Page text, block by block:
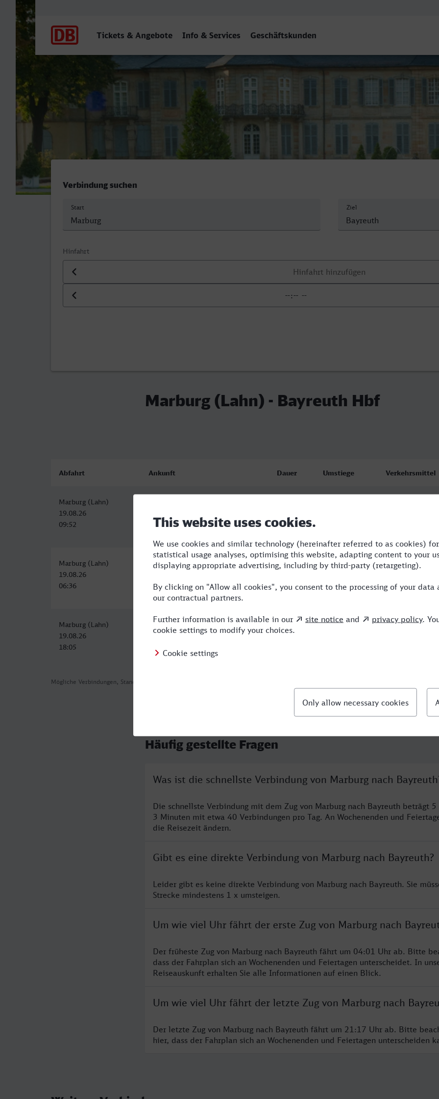
Tickets & Angebote Info & Services Geschäftskunden
Marburg (Lahn) - Bayreuth Hbf
Verbindung suchen
Start Ziel
Hinfahrt
Datum der Hinfahrt
Uhrzeit der Hinfahrt
Marburg (Lahn) - Bayreuth Hbf
Mögliche Verbindungen, Stand: 2026-08-05 13:55
Abfahrt Ankunft Dauer Umstiege Verkehrsmittel
Marburg (Lahn)
19.08.26
09:52
14:55
Marburg (Lahn)
19.08.26
06:36
Hauptbahnhof, Bayreuth
11:55
5:19 2 BUS,RE,ICE
Marburg (Lahn)
19.08.26
18:05
Bayreuth Hbf
20.08.26
6:02 3 RE,AG,ICE
Häufig gestellte Fragen
Was ist die schnellste Verbindung von Marburg nach
Die schnellste Verbindung mit dem Zug von Marburg nach Bayreuth beträgt 5
3 Minuten mit etwa 40 Verbindungen pro Tag. An Wochenenden und
die Reisezeit ändern.
Gibt es eine direkte Verbindung von Marburg nach Bayreuth?
Leider gibt es keine direkte Verbindung von Marburg nach Bayreuth. Sie
Strecke mindestens 1 x umsteigen.
Um wie viel Uhr fährt der erste Zug von Marburg nach
Der früheste Zug von Marburg nach Bayreuth fährt um 04:01 Uhr ab. Bitte
dass der Fahrplan sich an Wochenenden und Feiertagen unterscheidet. In
Reiseauskunft erhalten Sie alle Informationen auf einen Blick.
Um wie viel Uhr fährt der letzte Zug von Marburg nach
Der letzte Zug von Marburg nach Bayreuth fährt um 21:17 Uhr ab. Bitte
hier, dass der Fahrplan sich an Wochenenden und Feiertagen unterscheiden